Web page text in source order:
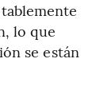
lo que
se están